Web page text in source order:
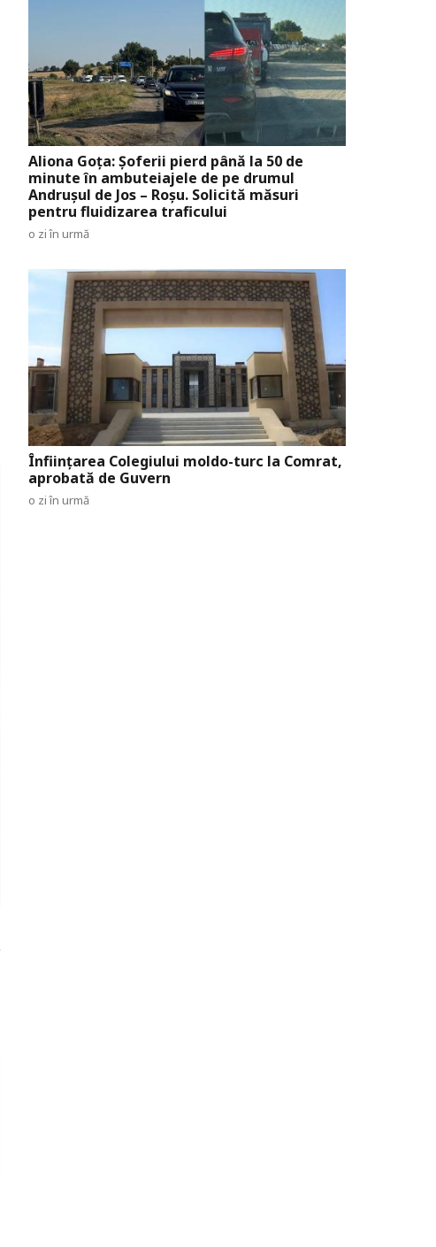
Aliona Goța: Șoferii pierd până la 50 de
minute în ambuteiajele de pe drumul
Andrușul de Jos – Roșu. Solicită măsuri
pentru fluidizarea traficului
o zi în urmă
Înființarea Colegiului moldo-turc la Comrat,
aprobată de Guvern
o zi în urmă